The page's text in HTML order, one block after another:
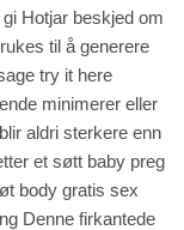
Hotjar beskjed om
til å generere
try it here
minimerer eller
aldri sterkere enn
et søtt baby preg
body gratis sex
Denne firkantede